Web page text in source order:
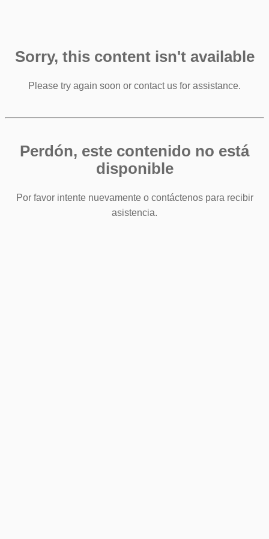
Sorry, this content isn't available
Please try again soon or contact us for assistance.
Perdón, este contenido no está
disponible
Por favor intente nuevamente o contáctenos para recibir
asistencia.